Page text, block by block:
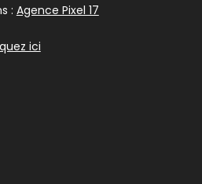
: Agence Pixel 17
ici